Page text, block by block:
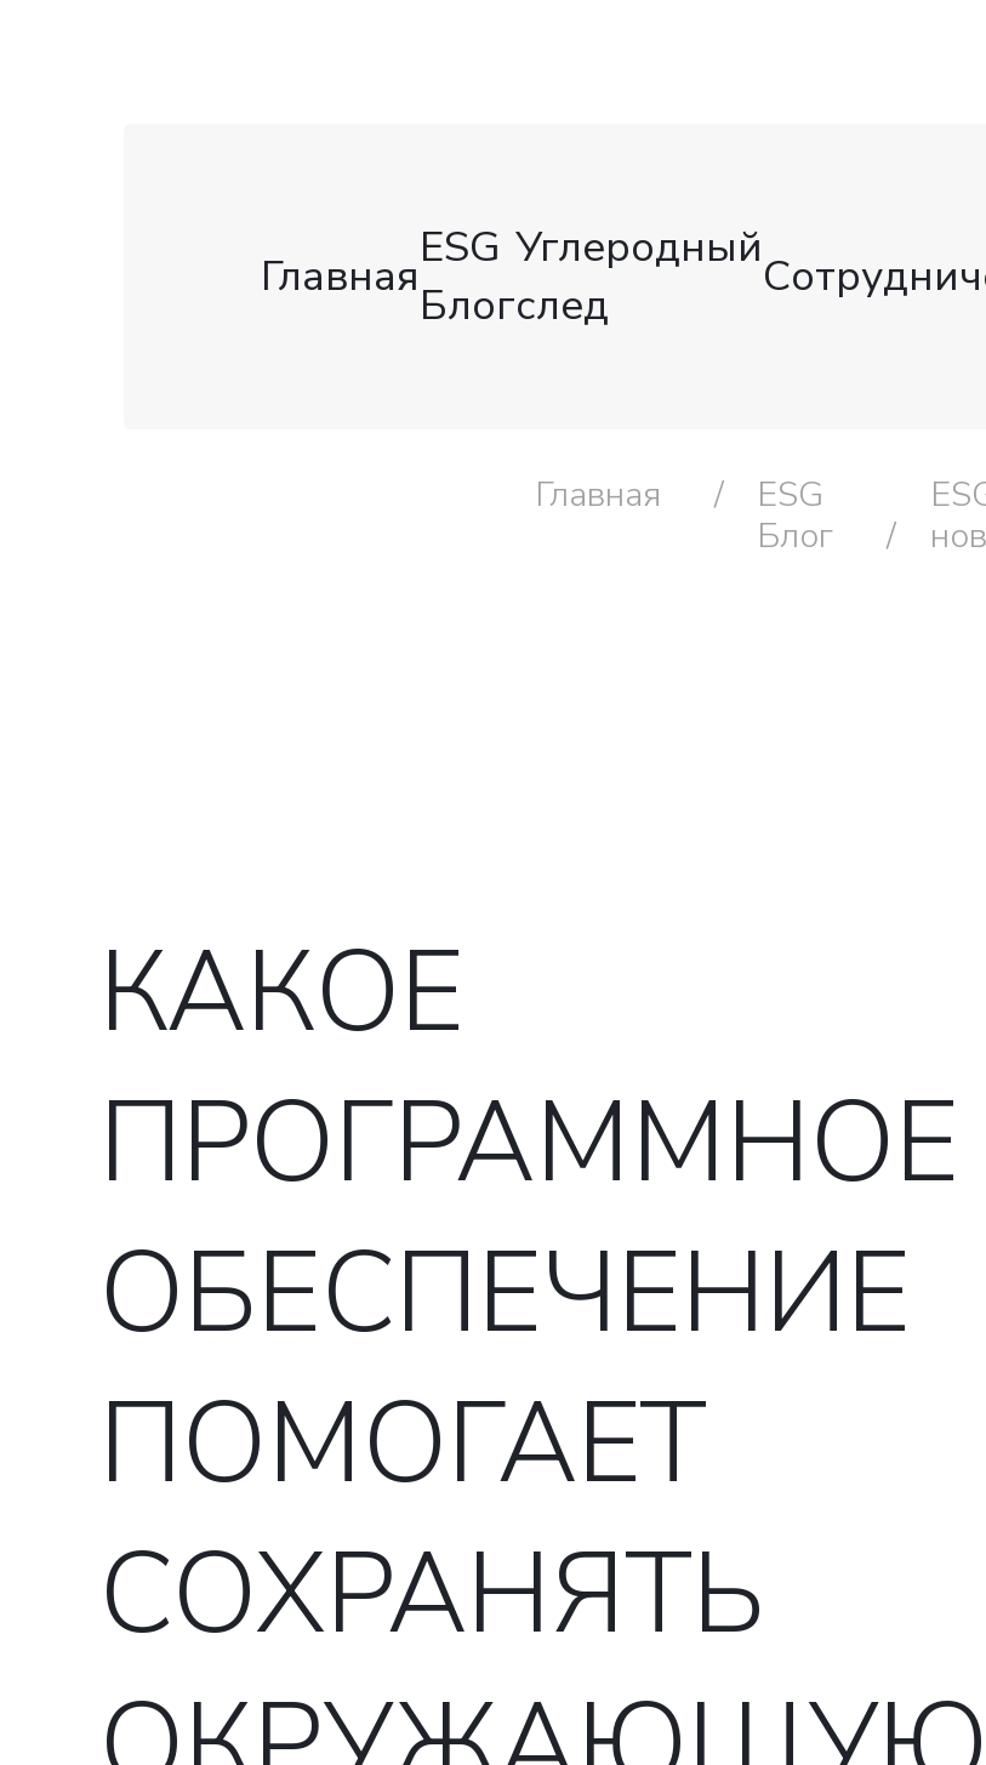
Главная
ESG
Блог
Углеродный
след
Главная
ESG
Блог
КАКОЕ
ПРОГРАММНОЕ
ОБЕСПЕЧЕНИЕ
ПОМОГАЕТ
СОХРАНЯТЬ